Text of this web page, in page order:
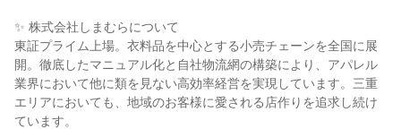
✨ 株式会社しまむらについて
東証プライム上場。衣料品を中心とする小売チェーンを全国に展
開。徹底したマニュアル化と自社物流網の構築により、アパレル
業界において他に類を見ない高効率経営を実現しています。三重
エリアにおいても、地域のお客様に愛される店作りを追求し続け
ています。